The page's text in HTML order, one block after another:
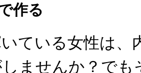
作る
ている女性は、
ませんか？でも